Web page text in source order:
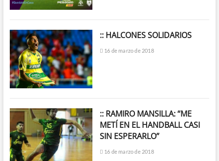
:: HALCONES SOLIDARIOS
16 de marzo de 2018
:: RAMIRO MANSILLA: “ME
METÍ EN EL HANDBALL CASI
SIN ESPERARLO”
16 de marzo de 2018